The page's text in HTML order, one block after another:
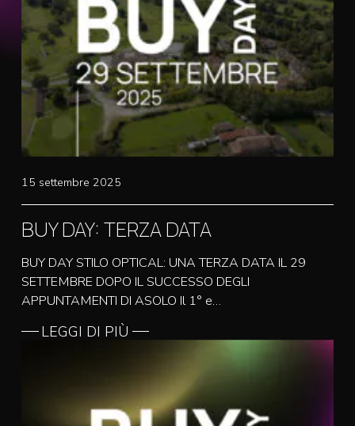
15 settembre 2025
BUY DAY: TERZA DATA
BUY DAY STILO OPTICAL: UNA TERZA DATA IL 29
SETTEMBRE DOPO IL SUCCESSO DEGLI
APPUNTAMENTI DI ASOLO Il 1° e…
LEGGI DI PIÙ